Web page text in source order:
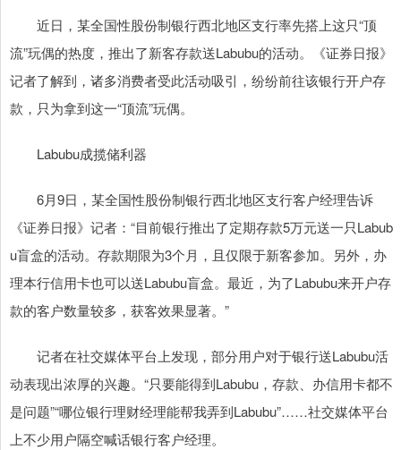
近日，某全国性股份制银行西北地区支行率先搭上这只“顶
流”玩偶的热度，推出了新客存款送Labubu的活动。《证券日报》
记者了解到，诸多消费者受此活动吸引，纷纷前往该银行开户存
款，只为拿到这一“顶流”玩偶。
Labubu成揽储利器
6月9日，某全国性股份制银行西北地区支行客户经理告诉
《证券日报》记者：“目前银行推出了定期存款5万元送一只Labub
u盲盒的活动。存款期限为3个月，且仅限于新客参加。另外，办
理本行信用卡也可以送Labubu盲盒。最近，为了Labubu来开户存
款的客户数量较多，获客效果显著。”
记者在社交媒体平台上发现，部分用户对于银行送Labubu活
动表现出浓厚的兴趣。“只要能得到Labubu，存款、办信用卡都不
是问题”“哪位银行理财经理能帮我弄到Labubu”……社交媒体平台
上不少用户隔空喊话银行客户经理。